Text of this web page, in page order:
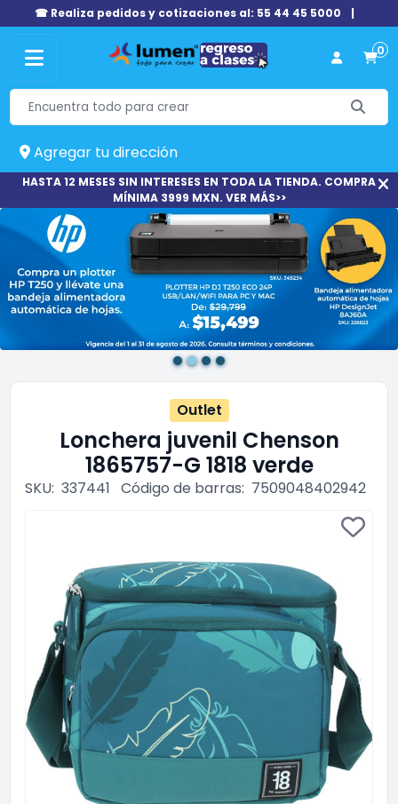
☎ Realiza pedidos y cotizaciones al: 55 44 45 5000 |
0
Agregar tu dirección
HASTA 12 MESES SIN INTERESES EN TODA LA TIENDA. COMPRA
MÍNIMA 3999 MXN. VER MÁS>>
Outlet
Lonchera juvenil Chenson
1865757-G 1818 verde
SKU: 337441 Código de barras: 7509048402942